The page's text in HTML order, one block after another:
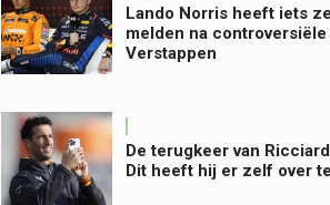
Lando Norris heeft iets
melden na
Verstappen
De terugkeer van
Dit heeft hij er zelf over